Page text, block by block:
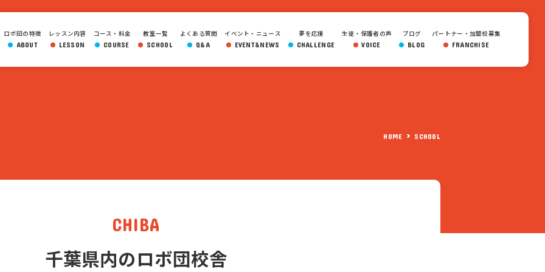
ロボ団の特徴
ABOUT
レッスン内容
LESSON
コース・料金
COURSE
教室一覧
SCHOOL
よくある質問
Q&A
イベント・ニュース
EVENT&NEWS
夢を応援
CHALLENGE
生徒・保護者の声
VOICE
ブログ
BLOG
パートナー・加盟校募集
FRANCHISE
HOME SCHOOL
CHIBA
千葉県内のロボ団校舎